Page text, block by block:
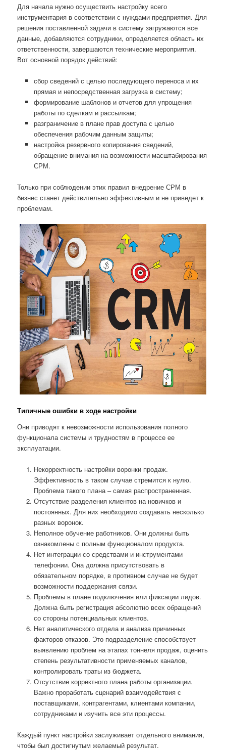
Для начала нужно осуществить настройку всего
инструментария в соответствии с нуждами предприятия. Для
решения поставленной задачи в систему загружаются все
данные, добавляются сотрудники, определяется область их
ответственности, завершаются технические мероприятия.
Вот основной порядок действий:
сбор сведений с целью последующего переноса и их
прямая и непосредственная загрузка в систему;
формирование шаблонов и отчетов для упрощения
работы по сделкам и рассылкам;
разграничение в плане прав доступа с целью
обеспечения рабочим данным защиты;
настройка резервного копирования сведений,
обращение внимания на возможности масштабирования
СРМ.
Только при соблюдении этих правил внедрение СРМ в
бизнес станет действительно эффективным и не приведет к
проблемам.
Типичные ошибки в ходе настройки
Они приводят к невозможности использования полного
функционала системы и трудностям в процессе ее
эксплуатации.
Некорректность настройки воронки продаж.
Эффективность в таком случае стремится к нулю.
Проблема такого плана – самая распространенная.
Отсутствие разделения клиентов на новичков и
постоянных. Для них необходимо создавать несколько
разных воронок.
Неполное обучение работников. Они должны быть
ознакомлены с полным функционалом продукта.
Нет интеграции со средствами и инструментами
телефонии. Она должна присутствовать в
обязательном порядке, в противном случае не будет
возможности поддержания связи.
Проблемы в плане подключения или фиксации лидов.
Должна быть регистрация абсолютно всех обращений
со стороны потенциальных клиентов.
Нет аналитического отдела и анализа причинных
факторов отказов. Это подразделение способствует
выявлению проблем на этапах тоннеля продаж, оценить
степень результативности применяемых каналов,
контролировать траты из бюджета.
Отсутствие корректного плана работы организации.
Важно проработать сценарий взаимодействия с
поставщиками, контрагентами, клиентами компании,
сотрудниками и изучить все эти процессы.
Каждый пункт настройки заслуживает отдельного внимания,
чтобы был достигнутым желаемый результат.